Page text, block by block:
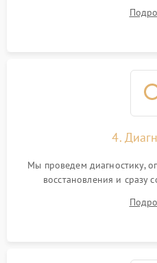
4.
Мы проведем диагностику,
восстановления и